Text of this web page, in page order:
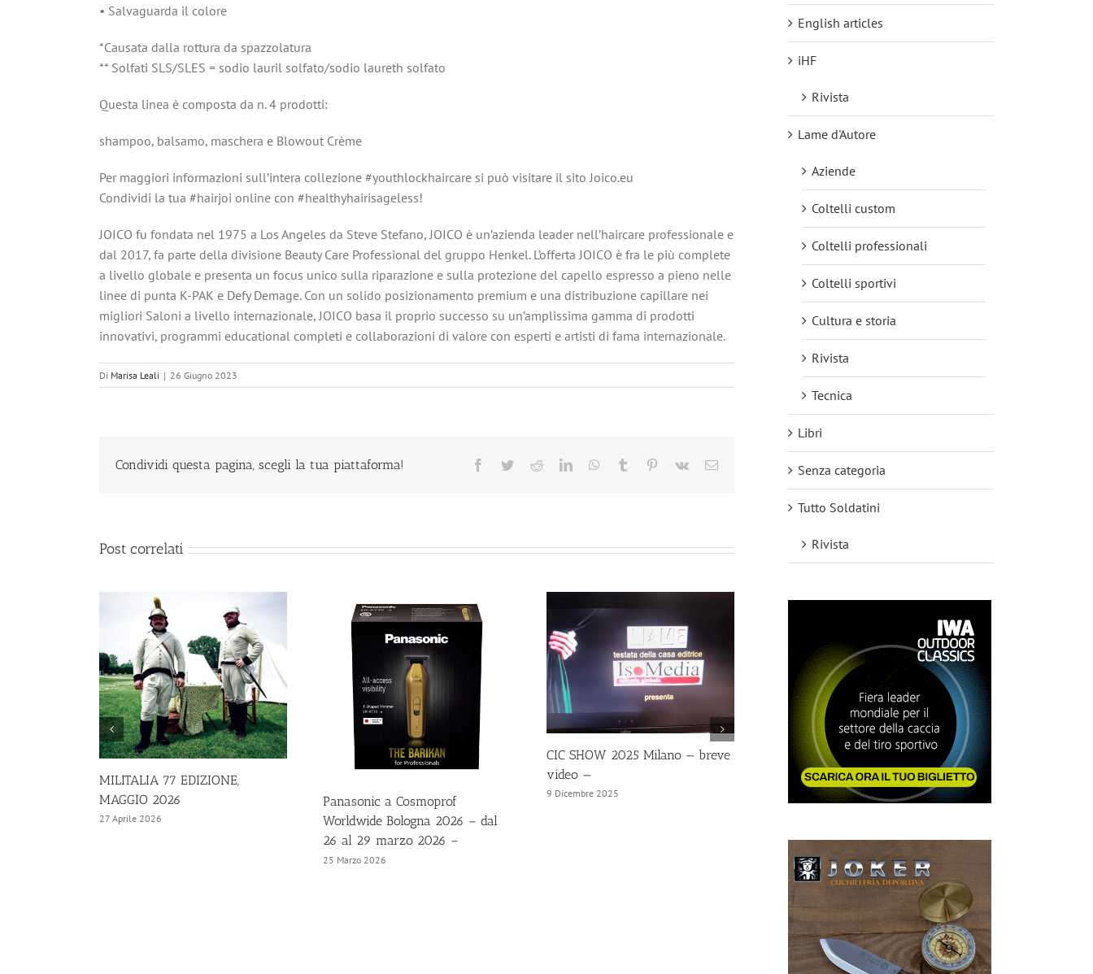
• Salvaguarda il colore
*Causata dalla rottura da spazzolatura
** Solfati SLS/SLES = sodio lauril solfato/sodio laureth solfato
Questa linea è composta da n. 4 prodotti:
shampoo, balsamo, maschera e Blowout Crème
Per maggiori informazioni sull’intera collezione #youthlockhaircare si può visitare il sito Joico.eu
Condividi la tua #hairjoi online con #healthyhairisageless!
JOICO fu fondata nel 1975 a Los Angeles da Steve Stefano, JOICO è un’azienda leader nell’haircare professionale e
dal 2017, fa parte della divisione Beauty Care Professional del gruppo Henkel. L’offerta JOICO è fra le più complete
a livello globale e presenta un focus unico sulla riparazione e sulla protezione del capello espresso a pieno nelle
linee di punta K-PAK e Defy Demage. Con un solido posizionamento premium e una distribuzione capillare nei
migliori Saloni a livello internazionale, JOICO basa il proprio successo su un’amplissima gamma di prodotti
innovativi, programmi educational completi e collaborazioni di valore con esperti e artisti di fama internazionale.
Di Marisa Leali | 26 Giugno 2023
Condividi questa pagina, scegli la tua piattaforma! Facebook
TwitterRedditLinkedInWhatsApp
Tumblr Pinterest
Vk Email
Post correlati
MILITALIA 77 EDIZIONE,
MAGGIO 2026
27 Aprile 2026
Panasonic a Cosmoprof
Worldwide Bologna 2026 – dal
26 al 29 marzo 2026 –
25 Marzo 2026
CIC SHOW 2025 Milano — breve
video —
9 Dicembre 2025
UVERNADA a Saluzzo (CN) e
“Lame, coltelli e ferri taglienti
delle Alpi Occitane”
23 Ottobre 2025
English articles
iHF
Rivista
Lame d'Autore
Aziende
Coltelli custom
Coltelli professionali
Coltelli sportivi
Cultura e storia
Rivista
Tecnica
Libri
Senza categoria
Tutto Soldatini
Rivista